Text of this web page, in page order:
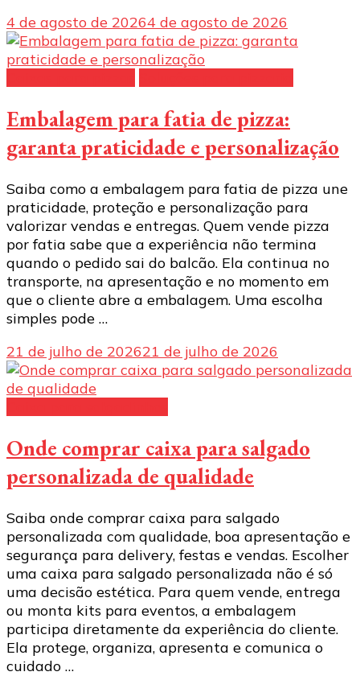
4 de agosto de 20264 de agosto de 2026
Embalagem para fatia de pizza:
garanta praticidade e personalização
Saiba como a embalagem para fatia de pizza une
praticidade, proteção e personalização para
valorizar vendas e entregas. Quem vende pizza
por fatia sabe que a experiência não termina
quando o pedido sai do balcão. Ela continua no
transporte, na apresentação e no momento em
que o cliente abre a embalagem. Uma escolha
simples pode …
21 de julho de 202621 de julho de 2026
Onde comprar caixa para salgado
personalizada de qualidade
Saiba onde comprar caixa para salgado
personalizada com qualidade, boa apresentação e
segurança para delivery, festas e vendas. Escolher
uma caixa para salgado personalizada não é só
uma decisão estética. Para quem vende, entrega
ou monta kits para eventos, a embalagem
participa diretamente da experiência do cliente.
Ela protege, organiza, apresenta e comunica o
cuidado …